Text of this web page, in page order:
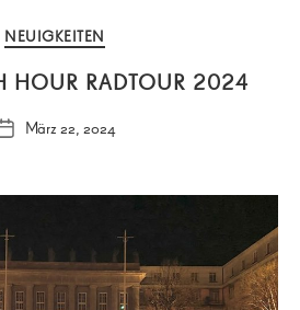
Kategorien
NEUIGKEITEN
HOUR RADTOUR 2024
Veröffentlichungsdatum
März 22, 2024